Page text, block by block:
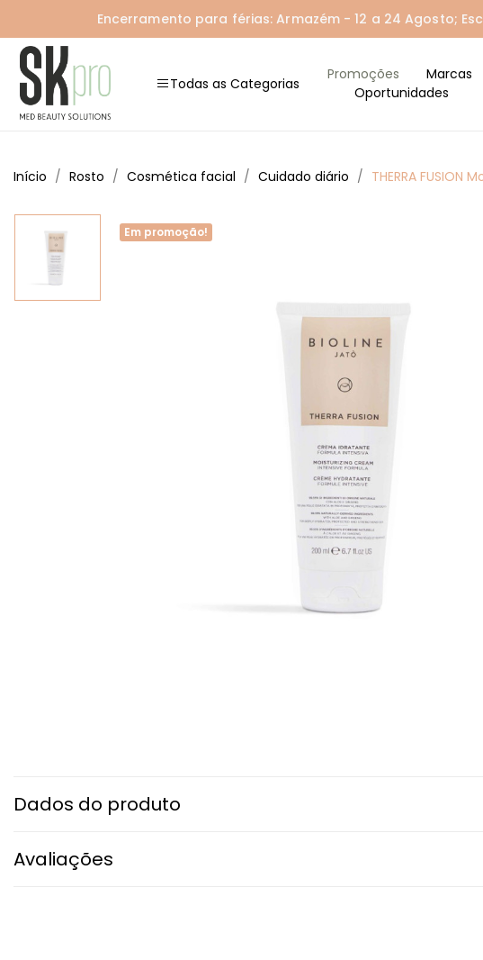
Encerramento para férias: Armazém - 12 a 24 Agosto;
Todas as Categorias
Promoções Marcas
Oportunidades
Início Rosto Cosmética facial Cuidado diário THERRA FUSION
Em promoção!
Dados do produto
Avaliações